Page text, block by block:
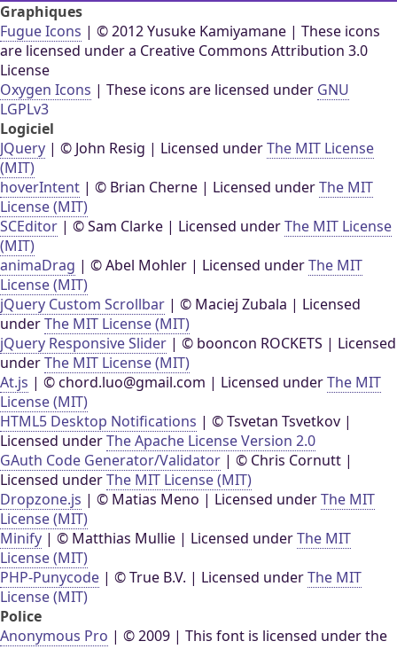
Graphiques
Fugue Icons | © 2012 Yusuke Kamiyamane | These icons
are licensed under a Creative Commons Attribution 3.0
License
Oxygen Icons | These icons are licensed under GNU
LGPLv3
Logiciel
JQuery | © John Resig | Licensed underThe MIT License
(MIT)
hoverIntent | © Brian Cherne | Licensed underThe MIT
License (MIT)
SCEditor | © Sam Clarke | Licensed underThe MIT License
(MIT)
animaDrag | © Abel Mohler | Licensed underThe MIT
License (MIT)
jQuery Custom Scrollbar | © Maciej Zubala | Licensed
underThe MIT License (MIT)
jQuery Responsive Slider | © booncon ROCKETS | Licensed
underThe MIT License (MIT)
At.js | © chord.luo@gmail.com | Licensed underThe MIT
License (MIT)
HTML5 Desktop Notifications | © Tsvetan Tsvetkov |
Licensed underThe Apache License Version 2.0
GAuth Code Generator/Validator | © Chris Cornutt |
Licensed underThe MIT License (MIT)
Dropzone.js | © Matias Meno | Licensed underThe MIT
License (MIT)
Minify | © Matthias Mullie | Licensed underThe MIT
License (MIT)
PHP-Punycode | © True B.V. | Licensed underThe MIT
License (MIT)
Police
Anonymous Pro | © 2009 | This font is licensed under the